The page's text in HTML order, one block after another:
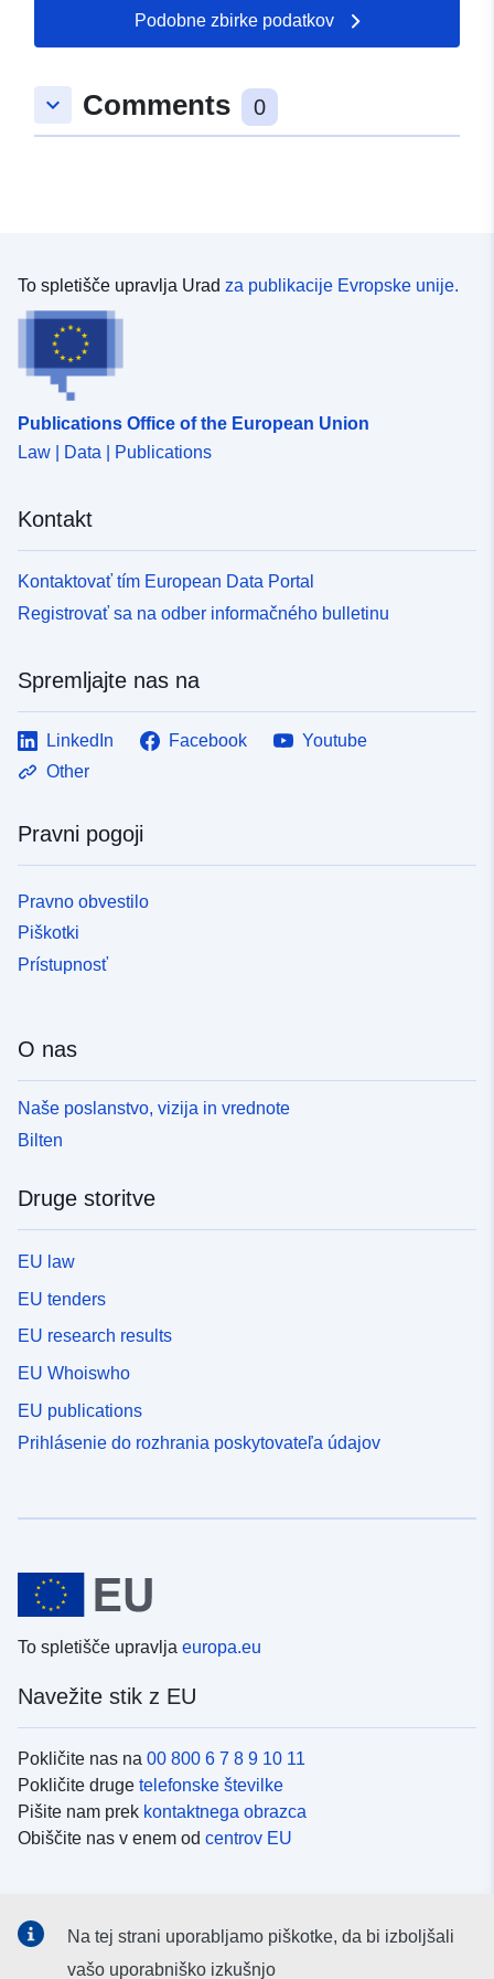
51.0334 ] ]
Tip: Polygon
uriRef:
http://data.europa.eu/88u/dataset/
adc6-6fac-e887-ddc1c26abe73
Podobne zbirke podatkov
keyboard_arrow_down Comments 0
To spletišče upravlja Urad za publikacije Evropske unije.
Publications Office of the European Union
Law | Data | Publications
Kontakt
Kontaktovať tím European Data Portal
Registrovať sa na odber informačného bulletinu
Spremljajte nas na
LinkedIn Facebook
Youtube
Other
Pravni pogoji
Pravno obvestilo
Piškotki
Prístupnosť
O nas
Naše poslanstvo, vizija in vrednote
Bilten
Druge storitve
EU law
EU tenders
EU research results
EU Whoiswho
EU publications
Prihlásenie do rozhrania poskytovateľa údajov
To spletišče upravlja europa.eu
Navežite stik z EU
Pokličite nas na 00 800 6 7 8 9 10 11
Pokličite druge telefonske številke
Pišite nam prek kontaktnega obrazca
Obiščite nas v enem od centrov EU
Iskanje podružbenih medijih EU
Na tej strani uporabljamo piškotke, da bi izboljšali
vašo uporabniško izkušnjo